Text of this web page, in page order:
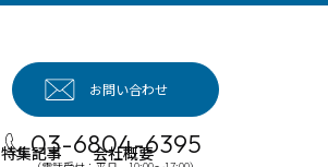
特集記事 会社概要
お問い合わせ
03-6804-6395